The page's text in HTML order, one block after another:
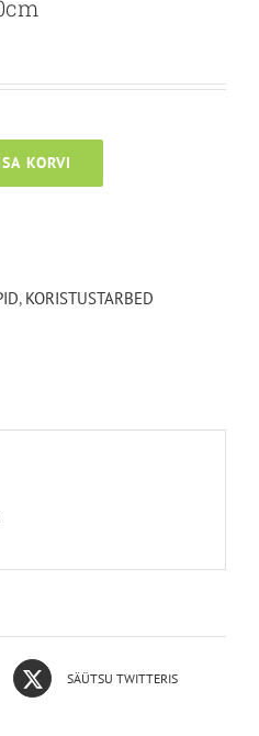
KORVI
, KORISTUSTARBED
SÄÜTSU TWITTERIS